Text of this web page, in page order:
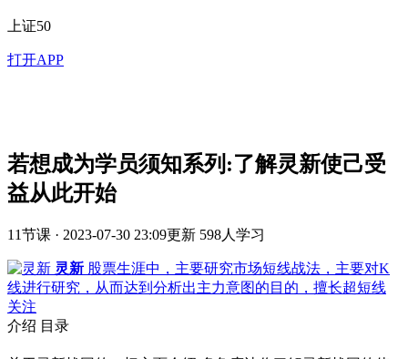
上证50
打开APP
若想成为学员须知系列:了解灵新使己受
益从此开始
11节课 · 2023-07-30 23:09更新 598人学习
灵新 股票生涯中，主要研究市场短线战法，主要对K
线进行研究，从而达到分析出主力意图的目的，擅长超短线
关注
介绍 目录